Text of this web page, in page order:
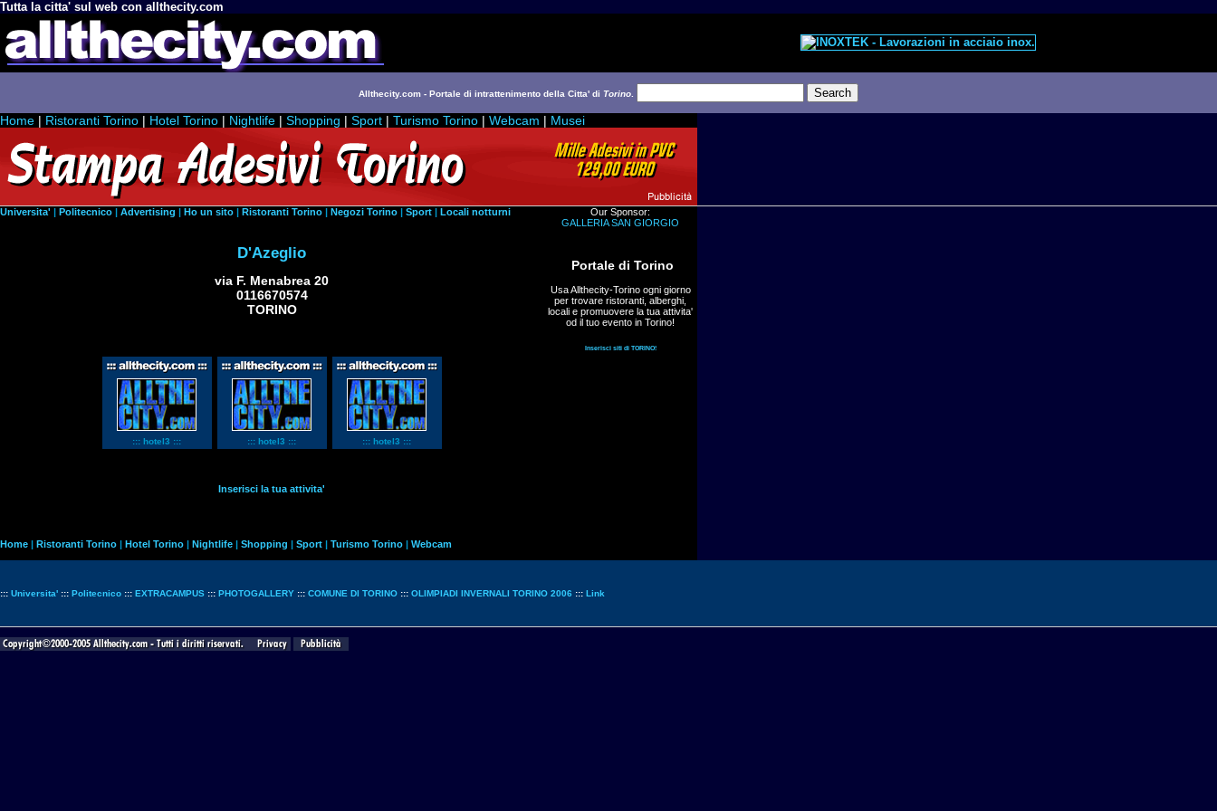
Tutta la citta' sul web con allthecity.com
Allthecity.com - Portale di intrattenimento della Citta' di Torino
Home | Ristoranti Torino | Hotel Torino | Nightlife | Shopping | Sport | Turismo Torino | Webcam | Musei
Universita' | Politecnico | Advertising | Ho un sito | Ristoranti Torino | Negozi Torino | Sport | Locali notturni
Our Sponsor:
GALLERIA SAN GIORGIO
Portale di Torino
Usa Allthecity-Torino ogni giorno
per trovare ristoranti, alberghi,
locali e promuovere la tua attivita'
od il tuo evento in Torino!
Inserisci siti di TORINO!
D'Azeglio
via F. Menabrea 20
0116670574
TORINO
::: hotel3 ::: ::: hotel3 ::: ::: hotel3 :::
Inserisci la tua attivita'
Home | Ristoranti Torino | Hotel Torino | Nightlife | Shopping | Sport | Turismo Torino | Webcam
::: Universita' ::: Politecnico ::: EXTRACAMPUS ::: PHOTOGALLERY ::: COMUNE DI TORINO ::: OLIMPIADI INVERNALI TORINO 2006 ::: Link